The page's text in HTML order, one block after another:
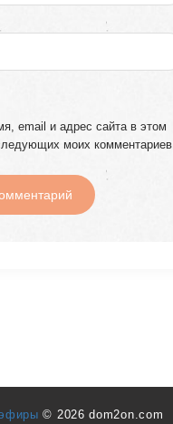
email и адрес сайта в этом
моих комментариев.
© 2026 dom2on.com